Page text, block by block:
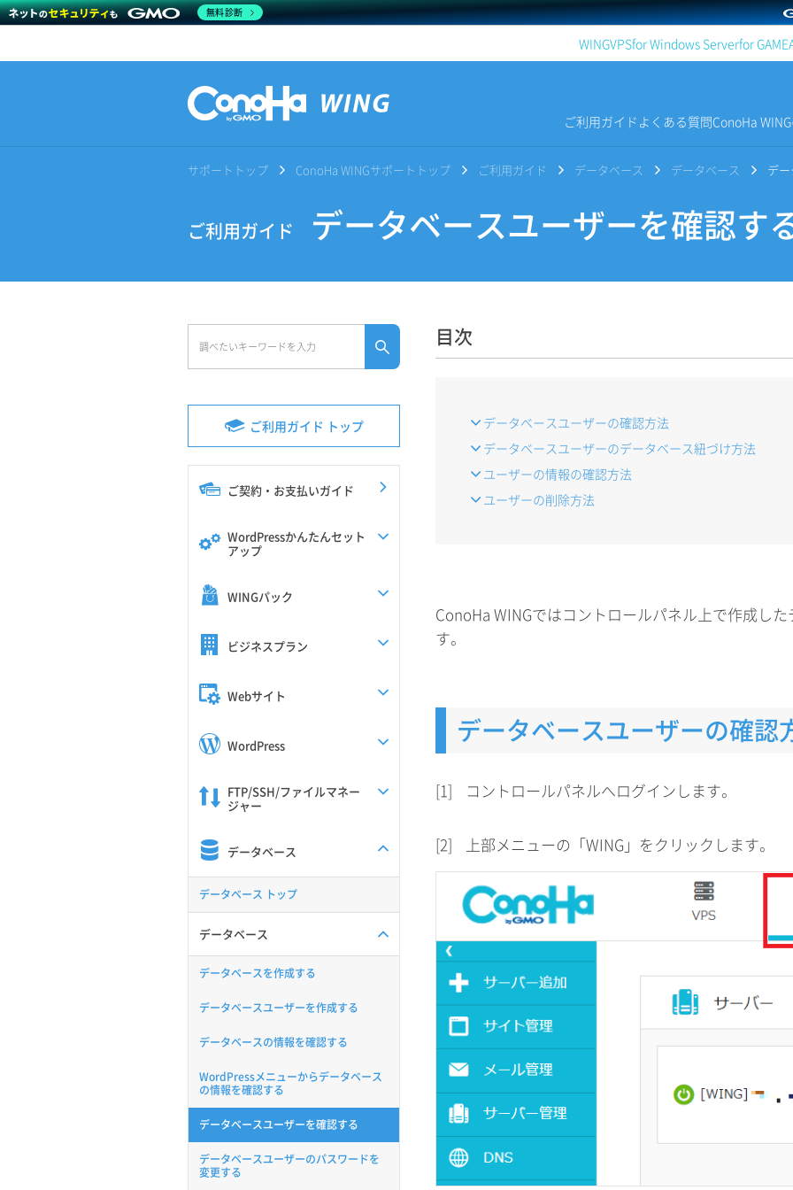
WINGVPSfor Windows Serverfor GAME
ご利用ガイド よくある質問ConoHa
サポートトップ ConoHa WINGサポートトップ ご利用ガイド データベース データベース デ
ご利用ガイド データベースユーザーを確認す
ご利用ガイド トップ
ご契約・お支払いガイド
WordPressかんたんセット
アップ
WINGパック
ビジネスプラン
Webサイト
WordPress
FTP/SSH/ファイルマネー
ジャー
データベース
データベース トップ
データベース
データベースを作成する
データベースユーザーを作成する
データベースの情報を確認する
WordPressメニューからデータベース
の情報を確認する
データベースユーザーを確認する
データベースユーザーのパスワードを
変更する
目次
データベースユーザーの確認方法
データベースユーザーのデータベース紐づけ方法
ユーザーの情報の確認方法
ユーザーの削除方法
ConoHa WINGではコントロールパネル上で作成し
す。
データベースユーザーの確認
[1] コントロールパネルへログインします。
[2] 上部メニューの「WING」をクリックします。
無料診断